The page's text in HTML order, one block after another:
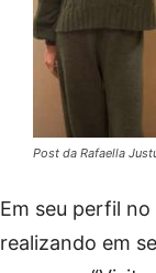
Post da Rafaella
Em seu perfil
realizando em